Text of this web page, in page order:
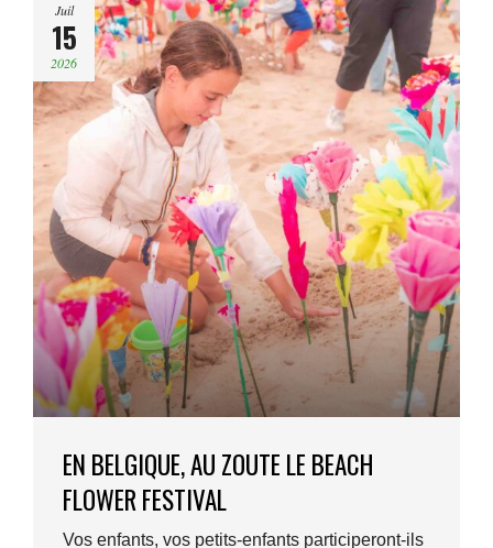
Juil
15
2026
EN BELGIQUE, AU ZOUTE LE BEACH
FLOWER FESTIVAL
Vos enfants, vos petits-enfants participeront-ils